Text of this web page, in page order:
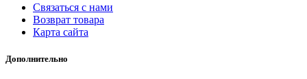
Связаться с нами
Возврат товара
Карта сайта
Дополнительно